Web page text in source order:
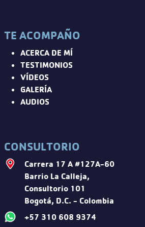
TE ACOMPAÑO
ACERCA DE MÍ
TESTIMONIOS
VÍDEOS
GALERÍA
AUDIOS
CONSULTORIO
Carrera 17 A #127A-60
Barrio La Calleja,
Consultorio 101
Bogotá, D.C. - Colombia
+57 310 608 9374